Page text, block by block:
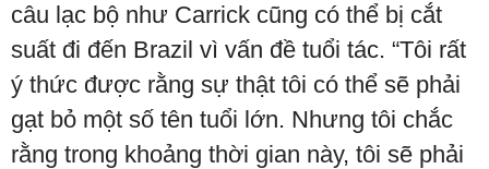
câu lạc bộ như Carrick cũng có thể bị cắt
suất đi đến Brazil vì vấn đề tuổi tác. “Tôi rất
ý thức được rằng sự thật tôi có thể sẽ phải
gạt bỏ một số tên tuổi lớn. Nhưng tôi chắc
rằng trong khoảng thời gian này, tôi sẽ phải